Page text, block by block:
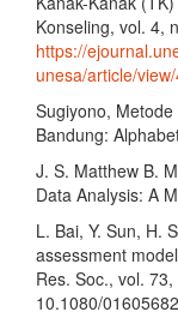
Konseling, vol. 4,
https://
unesa/article/
Sugiyono,
Bandung:
J. S. Matthew B.
Data Analysis: A
L. Bai, Y. Sun, H.
assessment
Res. Soc., vol.
10.1080/